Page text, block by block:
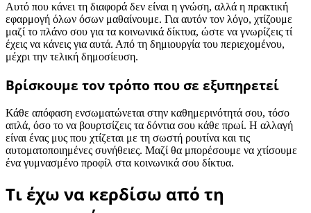
Αυτό που κάνει τη διαφορά δεν είναι η γνώση, αλλά η πρακτική
εφαρμογή όλων όσων μαθαίνουμε. Για αυτόν τον λόγο, χτίζουμε
μαζί το πλάνο σου για τα κοινωνικά δίκτυα, ώστε να γνωρίζεις τί
έχεις να κάνεις για αυτά. Από τη δημιουργία του περιεχομένου,
μέχρι την τελική δημοσίευση.
Βρίσκουμε τον τρόπο που σε εξυπηρετεί
Κάθε απόφαση ενσωματώνεται στην καθημερινότητά σου, τόσο
απλά, όσο το να βουρτσίζεις τα δόντια σου κάθε πρωί. Η αλλαγή
είναι ένας μυς που χτίζεται με τη σωστή ρουτίνα και τις
αυτοματοποιημένες συνήθειες. Μαζί θα μπορέσουμε να χτίσουμε
ένα γυμνασμένο προφίλ στα κοινωνικά σου δίκτυα.
Τι έχω να κερδίσω από τη